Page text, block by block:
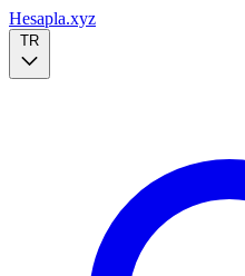
Hesapla.xyz
TR